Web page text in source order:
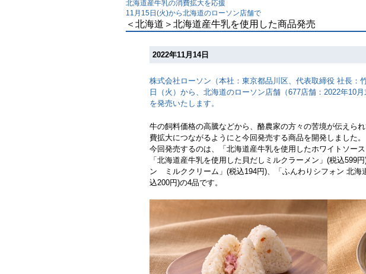
北海道産牛乳の消費拡大を応援
11月15日(火)から北海道のローソン店舗で
＜北海道＞北海道産牛乳を使用した商品発売
2022年11月14日
株式会社ローソン（本社：東京都品川区、代表取締役 社長：
日（火）から、北海道のローソン店舗（677店舗：2022年10
を発売いたします。
牛の飼料価格の高騰などから、酪農家の方々の苦境が伝えら
費拡大につながるようにと今回発売する商品を開発しました。
今回発売するのは、「北海道産牛乳を使用したホワイトソー
「北海道産牛乳を使用した貝だしミルクラーメン」(税込
ン ミルククリーム」(税込194円)、「ふんわりシフォン 北海
込200円)の4品です。